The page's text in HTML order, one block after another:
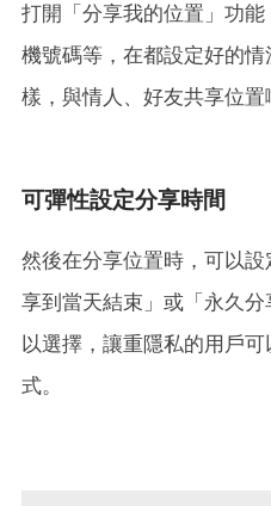
打開「分享我的位置」功
機號碼等，在都設定好的
樣，與情人、好友共享位置
可彈性設定分享時間
然後在分享位置時，可以
享到當天結束」或「永久
以選擇，讓重隱私的用戶
式。